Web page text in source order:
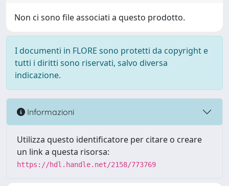
Non ci sono file associati a questo prodotto.
I documenti in FLORE sono protetti da copyright e
tutti i diritti sono riservati, salvo diversa
indicazione.
Informazioni
Utilizza questo identificatore per citare o creare
un link a questa risorsa:
https://hdl.handle.net/2158/773769